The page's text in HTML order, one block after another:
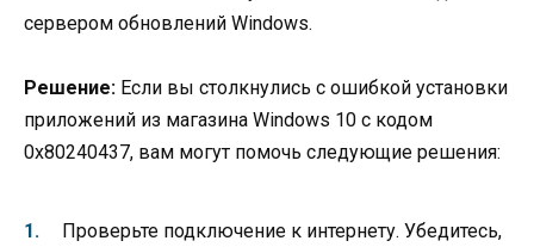
сервером обновлений Windows.
Решение: Если вы столкнулись с ошибкой установки
приложений из магазина Windows 10 с кодом
0x80240437, вам могут помочь следующие решения:
Проверьте подключение к интернету. Убедитесь,